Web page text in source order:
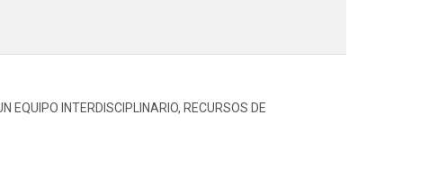
EQUIPO INTERDISCIPLINARIO, RECURSOS DE